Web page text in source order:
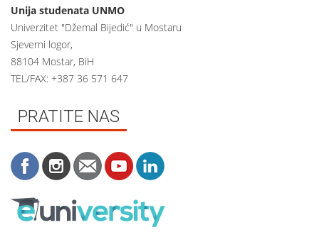
Unija studenata UNMO
Univerzitet "Džemal Bijedić" u Mostaru
Sjeverni logor,
88104 Mostar, BiH
TEL/FAX: +387 36 571 647
PRATITE NAS